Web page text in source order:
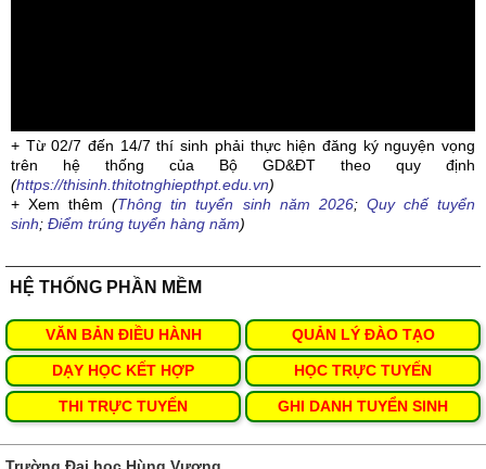
+ Từ 02/7 đến 14/7 thí sinh phải thực hiện đăng ký nguyện vọng
trên hệ thống của Bộ GD&ĐT theo quy định
(https://thisinh.thitotnghiepthpt.edu.vn)
+ Xem thêm(Thông tin tuyển sinh năm 2026; Quy chế tuyển
sinh; Điểm trúng tuyển hàng năm)
HỆ THỐNG PHẦN MỀM
VĂN BẢN ĐIỀU HÀNH QUẢN LÝ ĐÀO TẠO
DẠY HỌC KẾT HỢP HỌC TRỰC TUYẾN
THI TRỰC TUYẾN GHI DANH TUYỂN SINH